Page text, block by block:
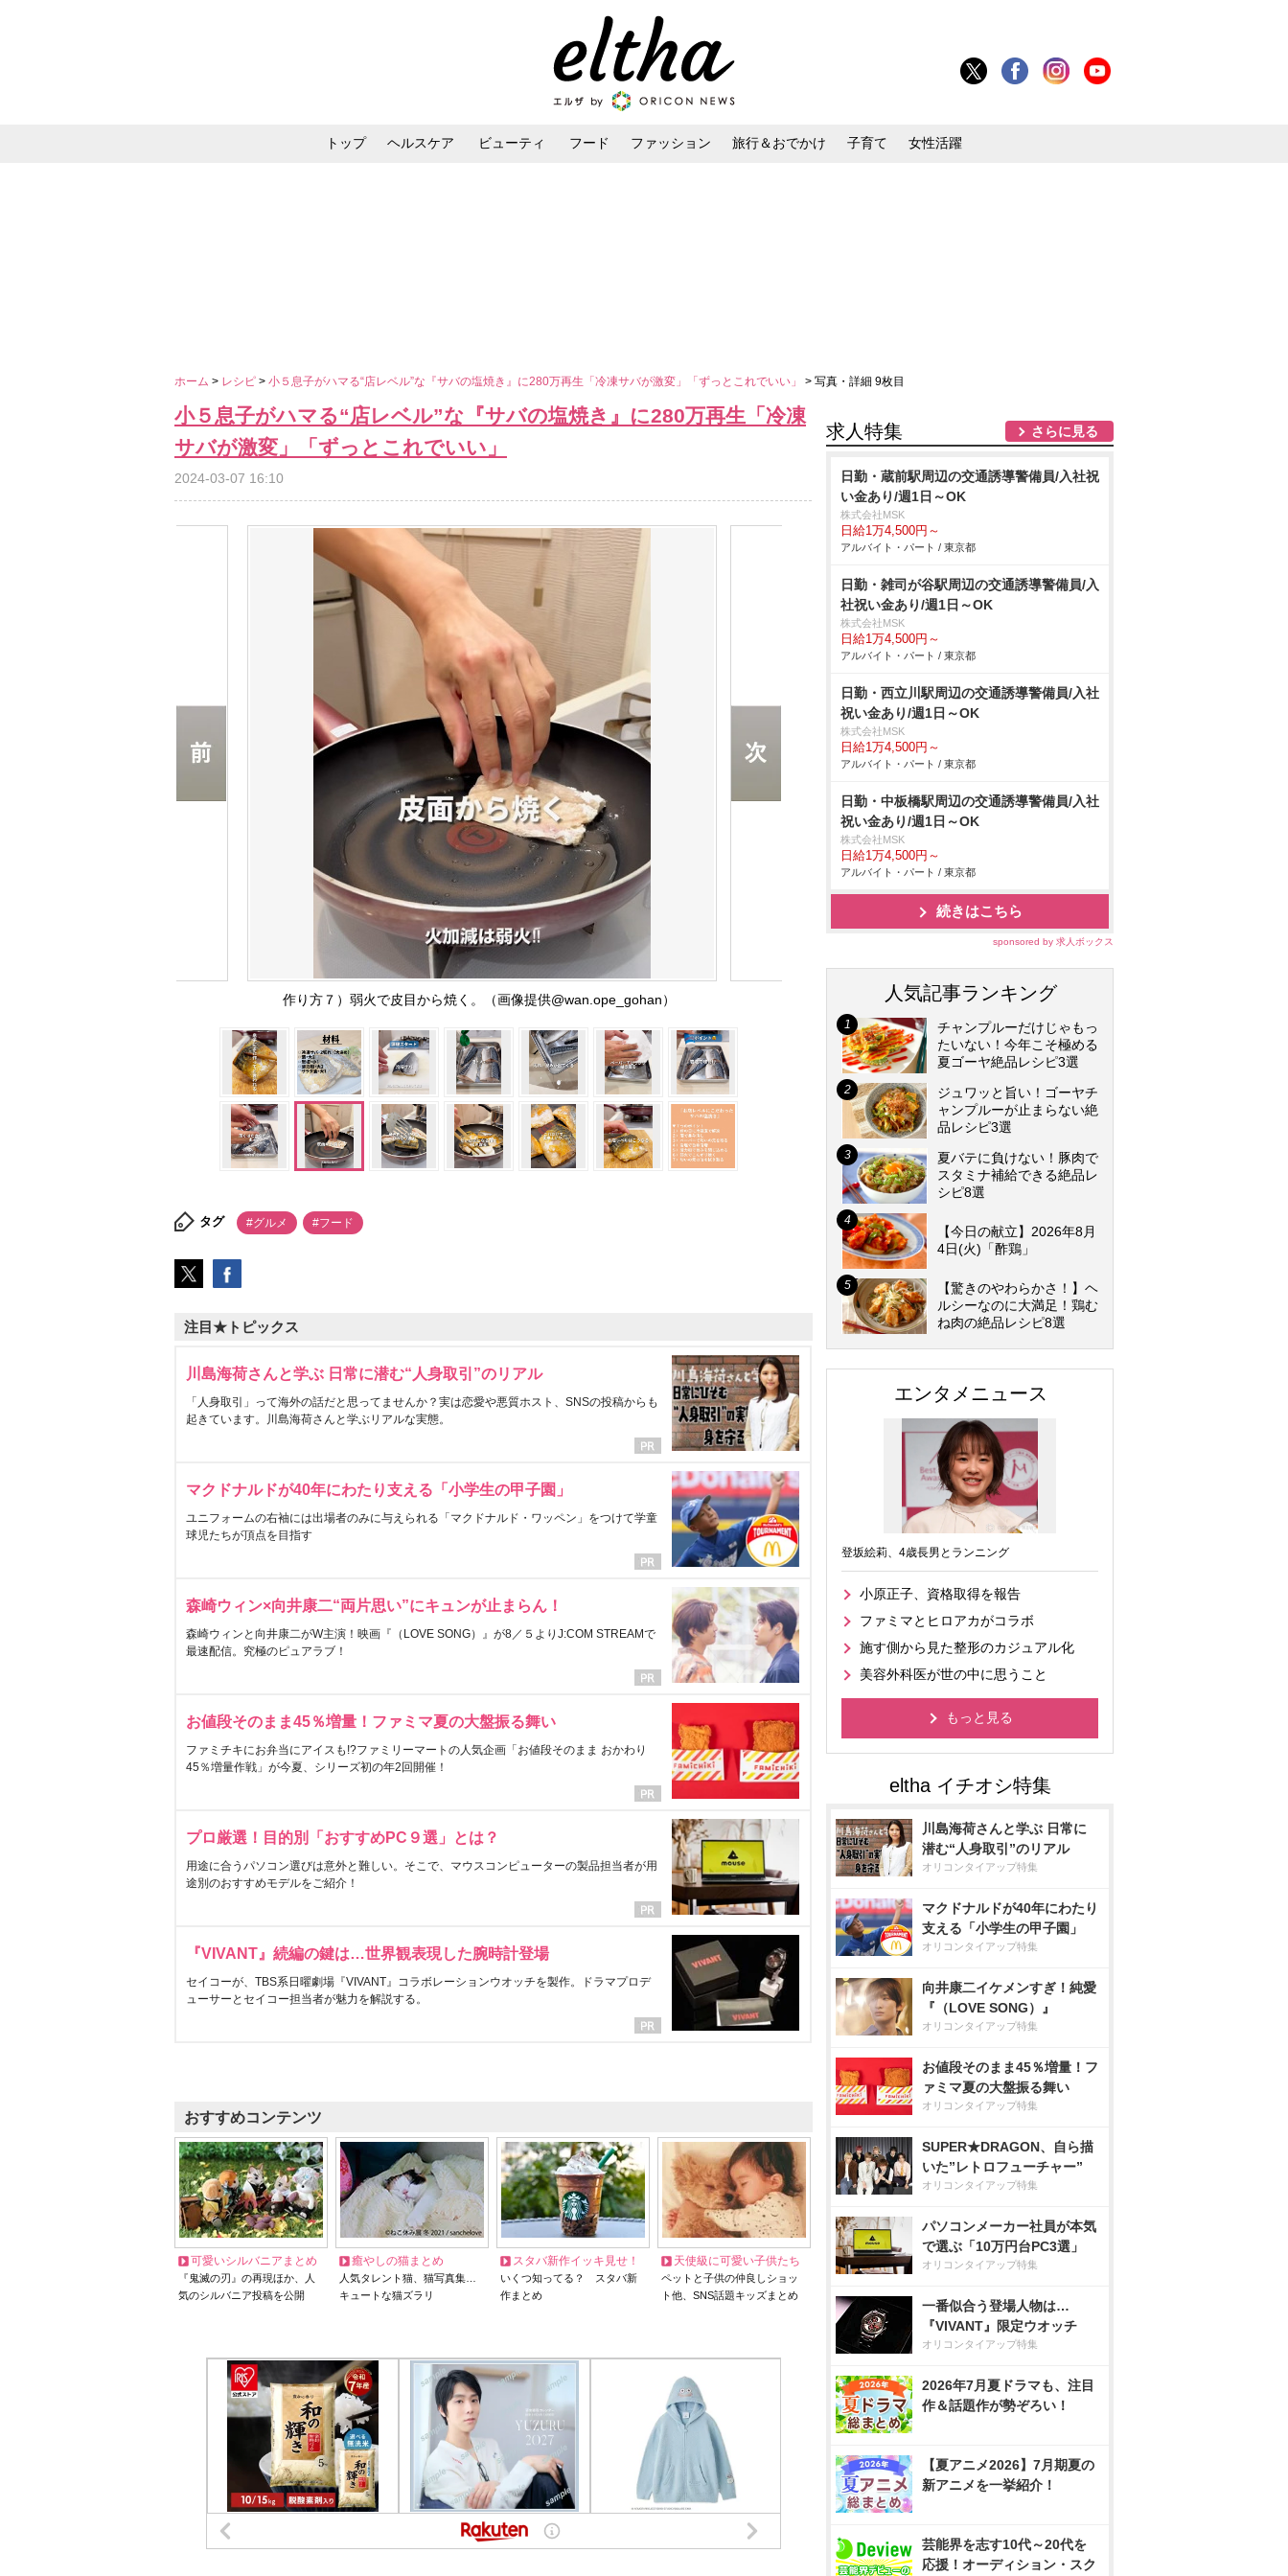
トップ ヘルスケア ビューティ フード ファッション 旅行＆おでかけ 子育て 女性活躍
ホーム > レシピ > 小５息子がハマる“店レベル”な『サバの塩焼き』に280万再生「冷凍サバが激変」「ずっとこれでいい」 > 写真・詳細 9枚目
小５息子がハマる“店レベル”な『サバの塩焼き』に280万再生「冷凍
サバが激変」「ずっとこれでいい」
2024-03-07 16:10
作り方７）弱火で皮目から焼く。（画像提供@wan.ope_gohan）
タグ #グルメ #フード
注目★トピックス
川島海荷さんと学ぶ 日常に潜む“人身取引”のリアル
「人身取引」って海外の話だと思ってませんか？実は恋愛や悪質ホスト、SNSの投稿からも
起きています。川島海荷さんと学ぶリアルな実態。
マクドナルドが40年にわたり支える「小学生の甲子園」
ユニフォームの右袖には出場者のみに与えられる「マクドナルド・ワッペン」をつけて学童
球児たちが頂点を目指す
森崎ウィン×向井康二“両片思い”にキュンが止まらん！
森崎ウィンと向井康二がW主演！映画『（LOVE SONG）』が8／５よりJ:COM STREAMで
最速配信。究極のピュアラブ！
お値段そのまま45％増量！ファミマ夏の大盤振る舞い
ファミチキにお弁当にアイスも!?ファミリーマートの人気企画「お値段そのまま おかわり
45％増量作戦」が今夏、シリーズ初の年2回開催！
プロ厳選！目的別「おすすめPC９選」とは？
用途に合うパソコン選びは意外と難しい。そこで、マウスコンピューターの製品担当者が用
途別のおすすめモデルをご紹介！
『VIVANT』続編の鍵は…世界観表現した腕時計登場
セイコーが、TBS系日曜劇場『VIVANT』コラボレーションウオッチを製作。ドラマプロデ
ューサーとセイコー担当者が魅力を解説する。
おすすめコンテンツ
可愛いシルバニアまとめ
『鬼滅の刃』の再現ほか、人
気のシルバニア投稿を公開
癒やしの猫まとめ
人気タレント猫、猫写真集…
キュートな猫ズラリ
スタバ新作イッキ見せ！
いくつ知ってる？ スタバ新
作まとめ
天使級に可愛い子供たち
ペットと子供の仲良しショッ
ト他、SNS話題キッズまとめ
求人特集 さらに見る
日勤・蔵前駅周辺の交通誘導警備員/入社祝
い金あり/週1日～OK
株式会社MSK
日給1万4,500円～
アルバイト・パート / 東京都
日勤・雑司が谷駅周辺の交通誘導警備員/入
社祝い金あり/週1日～OK
株式会社MSK
日給1万4,500円～
アルバイト・パート / 東京都
日勤・西立川駅周辺の交通誘導警備員/入社
祝い金あり/週1日～OK
株式会社MSK
日給1万4,500円～
アルバイト・パート / 東京都
日勤・中板橋駅周辺の交通誘導警備員/入社
祝い金あり/週1日～OK
株式会社MSK
日給1万4,500円～
アルバイト・パート / 東京都
続きはこちら
sponsored by 求人ボックス
人気記事ランキング
チャンプルーだけじゃもっ
たいない！今年こそ極める
夏ゴーヤ絶品レシピ3選
ジュワッと旨い！ゴーヤチ
ャンプルーが止まらない絶
品レシピ3選
夏バテに負けない！豚肉で
スタミナ補給できる絶品レ
シピ8選
【今日の献立】2026年8月
4日(火)「酢鶏」
【驚きのやわらかさ！】ヘ
ルシーなのに大満足！鶏む
ね肉の絶品レシピ8選
エンタメニュース
登坂絵莉、4歳長男とランニング
小原正子、資格取得を報告
ファミマとヒロアカがコラボ
施す側から見た整形のカジュアル化
美容外科医が世の中に思うこと
もっと見る
川島海荷さんと学ぶ 日常に
潜む“人身取引”のリアル
オリコンタイアップ特集
マクドナルドが40年にわたり
支える「小学生の甲子園」
オリコンタイアップ特集
向井康二イケメンすぎ！純愛
『（LOVE SONG）』
オリコンタイアップ特集
お値段そのまま45％増量！フ
ァミマ夏の大盤振る舞い
オリコンタイアップ特集
SUPER★DRAGON、自ら描
いた”レトロフューチャー”
オリコンタイアップ特集
パソコンメーカー社員が本気
で選ぶ「10万円台PC3選」
オリコンタイアップ特集
一番似合う登場人物は…
『VIVANT』限定ウオッチ
オリコンタイアップ特集
2026年7月夏ドラマも、注目
作＆話題作が勢ぞろい！
【夏アニメ2026】7月期夏の
新アニメを一挙紹介！
芸能界を志す10代～20代を
応援！オーディション・スク